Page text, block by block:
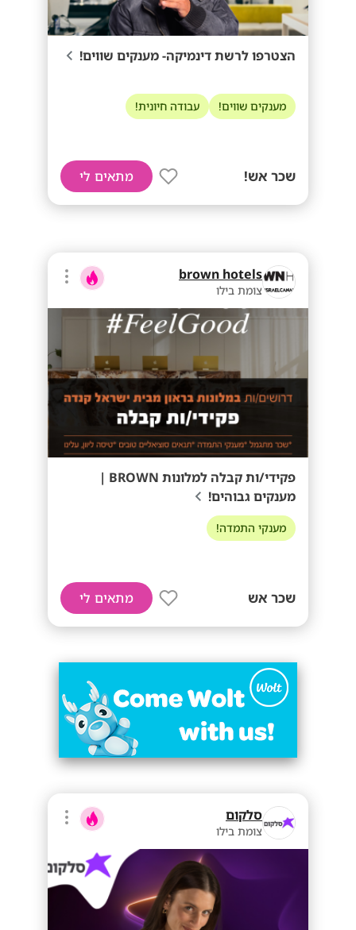
הצטרפו לרשת דינמיקה- מענקים שווים!
מענקים שווים! עבודה חיונית!
שכר אש! מתאים לי
brown hotels
צומת בילו
פקידי/ות קבלה למלונות BROWN |
מענקים גבוהים!
מענקי התמדה!
שכר אש מתאים לי
סלקום
צומת בילו